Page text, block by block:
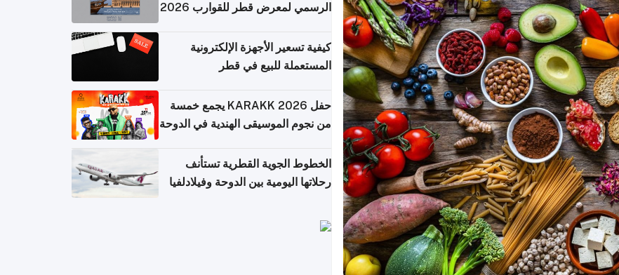
الرسمي لمعرض قطر للقوارب 2026
كيفية تسعير الأجهزة الإلكترونية
المستعملة للبيع في قطر
حفل KARAKK 2026 يجمع خمسة
من نجوم الموسيقى الهندية في الدوحة
الخطوط الجوية القطرية تستأنف
رحلاتها اليومية بين الدوحة وفيلادلفيا